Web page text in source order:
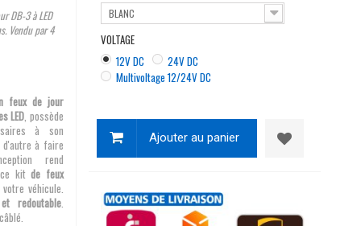
DB-3 à LED
Vendu par 4
feux de jour
LED, possède
à son
d'autre à faire
rend
ce kitde feux
véhicule.
redoutable.
BLANC
VOLTAGE
12V DC
24V DC
Multivoltage 12/24V DC
Ajouter au panier